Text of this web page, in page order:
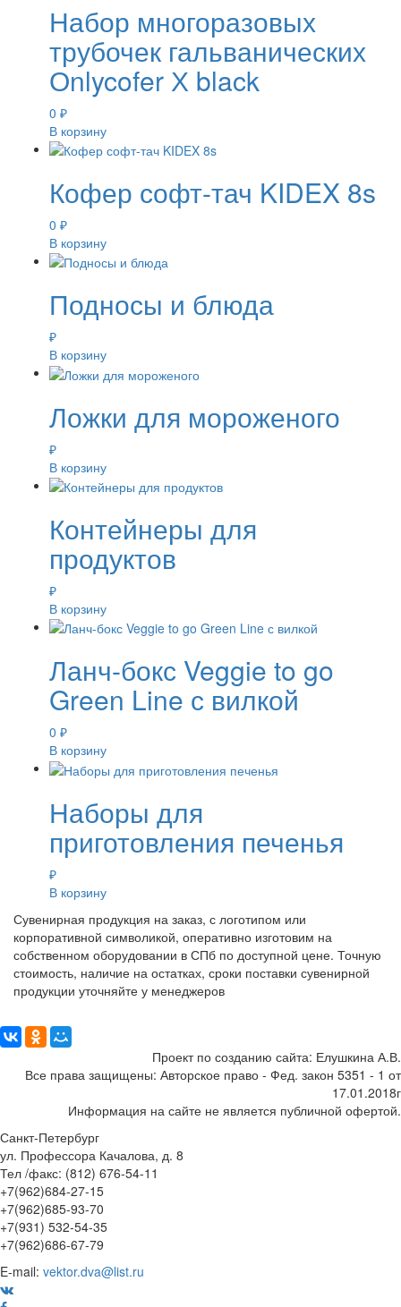
Набор многоразовых
трубочек гальванических
Оnlycofer Х black
0 ₽
В корзину
Кофер софт-тач KIDEX 8s
0 ₽
В корзину
Подносы и блюда
₽
В корзину
Ложки для мороженого
₽
В корзину
Контейнеры для
продуктов
₽
В корзину
Ланч-бокс Veggie to go
Green Line с вилкой
0 ₽
В корзину
Наборы для
приготовления печенья
₽
В корзину
Сувенирная продукция на заказ, с логотипом или
корпоративной символикой, оперативно изготовим на
собственном оборудовании в СПб по доступной цене. Точную
стоимость, наличие на остатках, сроки поставки сувенирной
продукции уточняйте у менеджеров
Проект по созданию сайта: Елушкина А.В.
Все права защищены: Авторское право - Фед. закон 5351 - 1 от
17.01.2018г
Информация на сайте не является публичной офертой.
Санкт-Петербург
ул. Профессора Качалова, д. 8
Тел /факс: (812) 676-54-11
+7(962)684-27-15
+7(962)685-93-70
+7(931) 532-54-35
+7(962)686-67-79
E-mail: vektor.dva@list.ru